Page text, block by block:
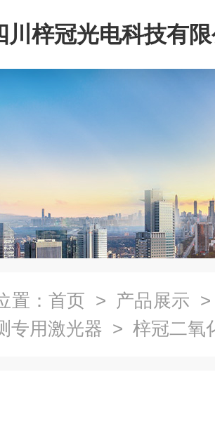
川梓冠光电科技有
置： 首页 > 产品展示
专用激光器 > 梓冠二氧